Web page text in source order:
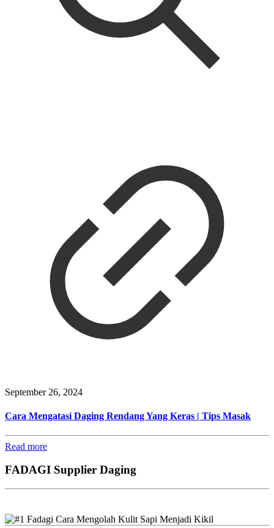
September 26, 2024
Cara Mengatasi Daging Rendang Yang Keras | Tips Masak
Read more
FADAGI Supplier Daging